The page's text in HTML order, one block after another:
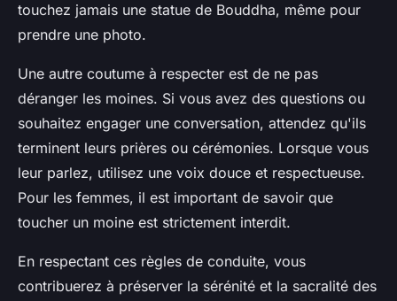
touchez jamais une statue de Bouddha, même pour
prendre une photo.
Une autre coutume à respecter est de ne pas
déranger les moines. Si vous avez des questions ou
souhaitez engager une conversation, attendez qu'ils
terminent leurs prières ou cérémonies. Lorsque vous
leur parlez, utilisez une voix douce et respectueuse.
Pour les femmes, il est important de savoir que
toucher un moine est strictement interdit.
En respectant ces règles de conduite, vous
contribuerez à préserver la sérénité et la sacralité des